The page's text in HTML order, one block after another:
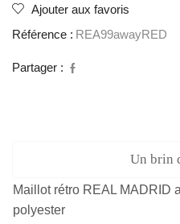
1999
Ajouter aux favoris
Référence : REA99awayRED
Partager :
Un brin
Maillot rétro REAL MADRID
polyester